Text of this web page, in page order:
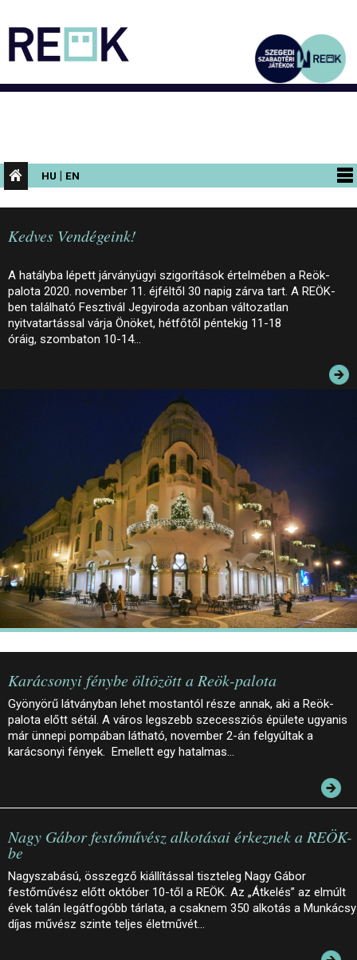
HU | EN
PROGRAMOK
AZ ÉPÜLET
INFORMÁCIÓK
KONFERENCIA
ELÉRHETŐSÉG
PALOTASÉTÁK ÉS VEZETÉSEK
KÖZÉRDEKŰ ADATOK
Kedves Vendégeink!
A hatályba lépett járványügyi szigorítások értelmében a Reök-
palota 2020. november 11. éjféltől 30 napig zárva tart. A REÖK-
ben található Fesztivál Jegyiroda azonban változatlan
nyitvatartással várja Önöket, hétfőtől péntekig 11-18
óráig, szombaton 10-14…
Karácsonyi fénybe öltözött a Reök-palota
Gyönyörű látványban lehet mostantól része annak, aki a Reök-
palota előtt sétál. A város legszebb szecessziós épülete ugyanis
már ünnepi pompában látható, november 2-án felgyúltak a
karácsonyi fények. Emellett egy hatalmas…
Nagy Gábor festőművész alkotásai érkeznek a REÖK-
be
Nagyszabású, összegző kiállítással tiszteleg Nagy Gábor
festőművész előtt október 10-től a REÖK. Az „Átkelés” az elmúlt
évek talán legátfogóbb tárlata, a csaknem 350 alkotás a
díjas művész szinte teljes életművét…